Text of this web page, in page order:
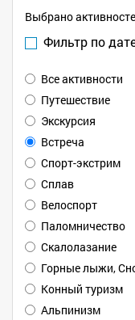
Выбрано
Фильтр по
Все активности
Путешествие
Экскурсия
Встреча
Спорт-экстрим
Сплав
Велоспорт
Паломничество
Скалолазание
Горные лыжи,
Конный туризм
Альпинизм